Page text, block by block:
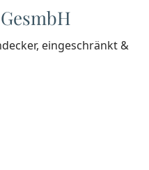
eingeschränkt &